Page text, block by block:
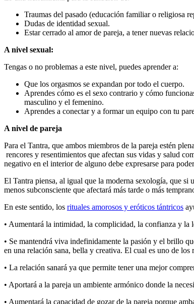
Traumas del pasado (educación familiar o religiosa
Dudas de identidad sexual.
Estar cerrado al amor de pareja, a tener nuevas
A nivel sexual:
Tengas o no problemas a este nivel, puedes aprender a:
Que los orgasmos se expandan por todo el cuerpo.
Aprendes cómo es el sexo contrario y cómo
masculino y el femenino.
Aprendes a conectar y a formar un equipo con tu
A nivel de pareja
Para el Tantra, que ambos miembros de la pareja estén
rencores y resentimientos que afectan sus vidas y salud
negativo en el interior de alguno debe expresarse para
El Tantra piensa, al igual que la moderna sexología, que si
menos subconsciente que afectará más tarde o más
En este sentido, los rituales amorosos y eróticos tántricos
• Aumentará la intimidad, la complicidad, la confianza y la
• Se mantendrá viva indefinidamente la pasión y el brillo
en una relación sana, bella y creativa. El cual es uno de los
• La relación sanará ya que permite tener una mejor
• Aportará a la pareja un ambiente armónico donde la
• Aumentará la capacidad de gozar de la pareja porque